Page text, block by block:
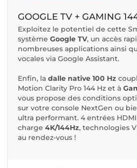
GOOGLE TV + GAMING
Exploitez le potentiel de cette
système Google TV, un accès
nombreuses applications ainsi
vocales via Google Assistant.
Enfin, la dalle native 100 Hz
Motion Clarity Pro 144 Hz et à
vous propose des conditions
sur votre console NextGen ou
ultra performant. 4 entrées HDMI
charge 4K/144Hz, technologies
au rendez-vous !